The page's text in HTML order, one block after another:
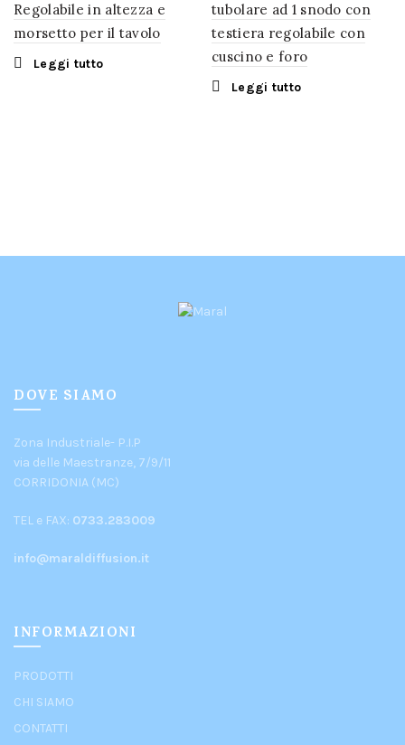
Regolabile in altezza e
morsetto per il tavolo
Leggi tutto
tubolare ad 1 snodo con
testiera regolabile con
cuscino e foro
Leggi tutto
DOVE SIAMO
Zona Industriale- P.I.P
via delle Maestranze, 7/9/11
CORRIDONIA (MC)
TEL e FAX: 0733.283009
info@maraldiffusion.it
INFORMAZIONI
PRODOTTI
CHI SIAMO
CONTATTI